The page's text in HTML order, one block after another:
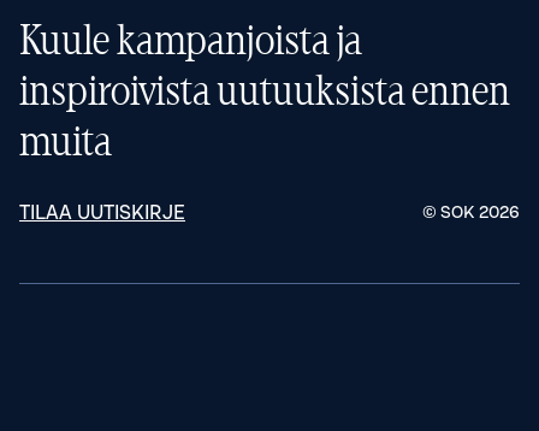
Kuule kampanjoista ja
inspiroivista uutuuksista ennen
muita
TILAA UUTISKIRJE © SOK 2026